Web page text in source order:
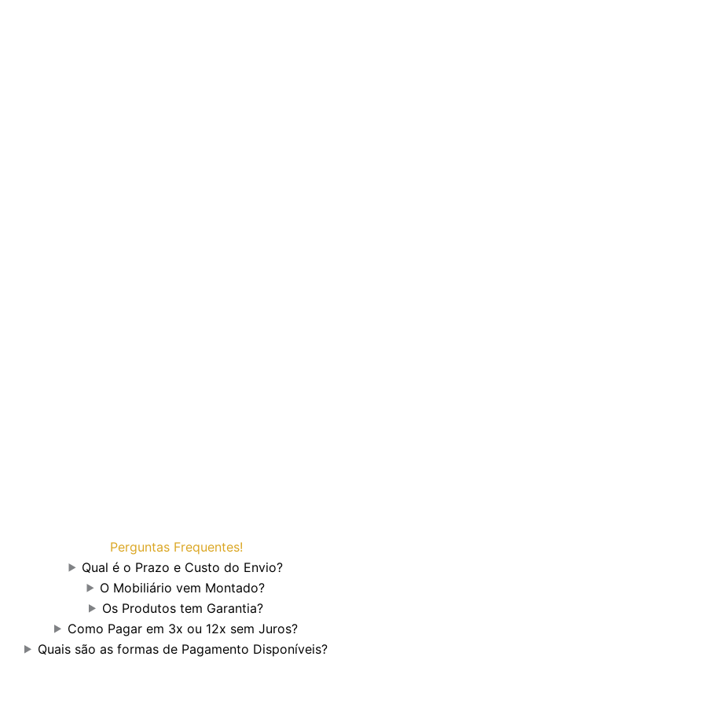
Perguntas Frequentes!
Qual é o Prazo e Custo do Envio?
O Mobiliário vem Montado?
Os Produtos tem Garantia?
Como Pagar em 3x ou 12x sem Juros?
Quais são as formas de Pagamento Disponíveis?